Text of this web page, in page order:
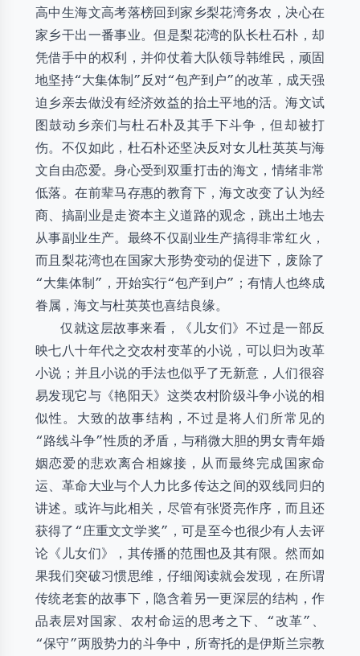
高中生海文高考落榜回到家乡梨花湾务农，决心在
家乡干出一番事业。但是梨花湾的队长杜石朴，却
凭借手中的权利，并仰仗着大队领导韩维民，顽固
地坚持“大集体制”反对“包产到户”的改革，成天强
迫乡亲去做没有经济效益的抬土平地的活。海文试
图鼓动乡亲们与杜石朴及其手下斗争，但却被打
伤。不仅如此，杜石朴还坚决反对女儿杜英英与海
文自由恋爱。身心受到双重打击的海文，情绪非常
低落。在前辈马存惠的教育下，海文改变了认为经
商、搞副业是走资本主义道路的观念，跳出土地去
从事副业生产。最终不仅副业生产搞得非常红火，
而且梨花湾也在国家大形势变动的促进下，废除了
“大集体制”，开始实行“包产到户”；有情人也终成
眷属，海文与杜英英也喜结良缘。
仅就这层故事来看，《儿女们》不过是一部反
映七八十年代之交农村变革的小说，可以归为改革
小说；并且小说的手法也似乎了无新意，人们很容
易发现它与《艳阳天》这类农村阶级斗争小说的相
似性。大致的故事结构，不过是将人们所常见的
“路线斗争”性质的矛盾，与稍微大胆的男女青年婚
姻恋爱的悲欢离合相嫁接，从而最终完成国家命
运、革命大业与个人力比多传达之间的双线同归的
讲述。或许与此相关，尽管有张贤亮作序，而且还
获得了“庄重文文学奖”，可是至今也很少有人去评
论《儿女们》，其传播的范围也及其有限。然而如
果我们突破习惯思维，仔细阅读就会发现，在所谓
传统老套的故事下，隐含着另一更深层的结构，作
品表层对国家、农村命运的思考之下、“改革”、
“保守”两股势力的斗争中，所寄托的是伊斯兰宗教